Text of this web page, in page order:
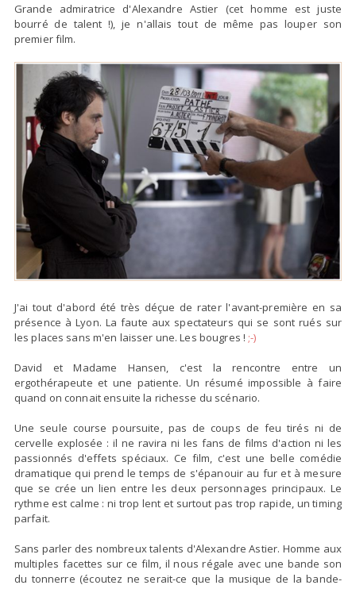
Grande admiratrice d'Alexandre Astier (cet homme est juste
bourré de talent !), je n'allais tout de même pas louper son
premier film.
J'ai tout d'abord été très déçue de rater l'avant-première en sa
présence à Lyon. La faute aux spectateurs qui se sont rués sur
les places sans m'en laisser une. Les bougres ! ;-)
David et Madame Hansen, c'est la rencontre entre un
ergothérapeute et une patiente. Un résumé impossible à faire
quand on connait ensuite la richesse du scénario.
Une seule course poursuite, pas de coups de feu tirés ni de
cervelle explosée : il ne ravira ni les fans de films d'action ni les
passionnés d'effets spéciaux. Ce film, c'est une belle comédie
dramatique qui prend le temps de s'épanouir au fur et à mesure
que se crée un lien entre les deux personnages principaux. Le
rythme est calme : ni trop lent et surtout pas trop rapide, un timing
parfait.
Sans parler des nombreux talents d'Alexandre Astier. Homme aux
multiples facettes sur ce film, il nous régale avec une bande son
du tonnerre (écoutez ne serait-ce que la musique de la bande-